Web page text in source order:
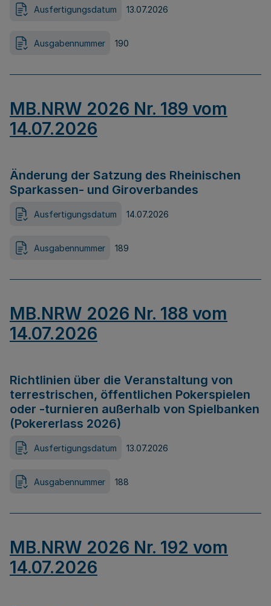
Ausfertigungsdatum 13.07.2026
Ausgabennummer 190
MB.NRW 2026 Nr. 189 vom
14.07.2026
Änderung der Satzung des Rheinischen
Sparkassen- und Giroverbandes
Ausfertigungsdatum 14.07.2026
Ausgabennummer 189
MB.NRW 2026 Nr. 188 vom
14.07.2026
Richtlinien über die Veranstaltung von
terrestrischen, öffentlichen Pokerspielen
oder -turnieren außerhalb von Spielbanken
(Pokererlass 2026)
Ausfertigungsdatum 13.07.2026
Ausgabennummer 188
MB.NRW 2026 Nr. 192 vom
14.07.2026